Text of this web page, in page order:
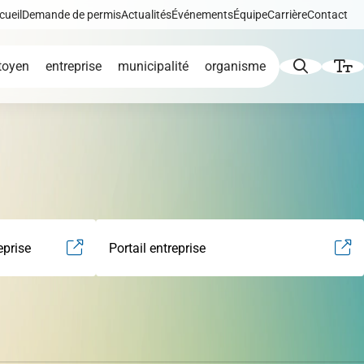
Demande de permisActualitésÉvénementsÉquipeCarrièreContact
Niveau de gris
entreprise municipalité organisme
Portail entreprise